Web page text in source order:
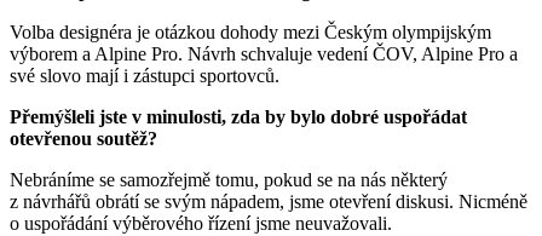
Volba designéra je otázkou dohody mezi Českým olympijským
výborem a Alpine Pro. Návrh schvaluje vedení ČOV, Alpine Pro a
své slovo mají i zástupci sportovců.
Přemýšleli jste v minulosti, zda by bylo dobré uspořádat
otevřenou soutěž?
Nebráníme se samozřejmě tomu, pokud se na nás některý
z návrhářů obrátí se svým nápadem, jsme otevření diskusi. Nicméně
o uspořádání výběrového řízení jsme neuvažovali.